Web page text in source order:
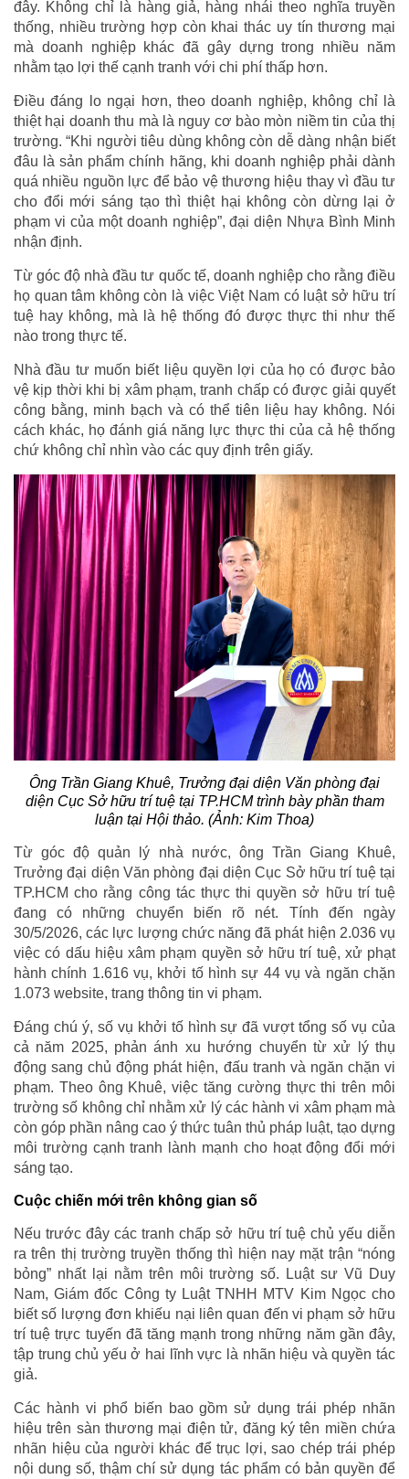
đây. Không chỉ là hàng giả, hàng nhái theo nghĩa truyền
thống, nhiều trường hợp còn khai thác uy tín thương mại
mà doanh nghiệp khác đã gây dựng trong nhiều năm
nhằm tạo lợi thế cạnh tranh với chi phí thấp hơn.
Điều đáng lo ngại hơn, theo doanh nghiệp, không chỉ là
thiệt hại doanh thu mà là nguy cơ bào mòn niềm tin của thị
trường. “Khi người tiêu dùng không còn dễ dàng nhận biết
đâu là sản phẩm chính hãng, khi doanh nghiệp phải dành
quá nhiều nguồn lực để bảo vệ thương hiệu thay vì đầu tư
cho đổi mới sáng tạo thì thiệt hại không còn dừng lại ở
phạm vi của một doanh nghiệp”, đại diện Nhựa Bình Minh
nhận định.
Từ góc độ nhà đầu tư quốc tế, doanh nghiệp cho rằng điều
họ quan tâm không còn là việc Việt Nam có luật sở hữu trí
tuệ hay không, mà là hệ thống đó được thực thi như thế
nào trong thực tế.
Nhà đầu tư muốn biết liệu quyền lợi của họ có được bảo
vệ kịp thời khi bị xâm phạm, tranh chấp có được giải quyết
công bằng, minh bạch và có thể tiên liệu hay không. Nói
cách khác, họ đánh giá năng lực thực thi của cả hệ thống
chứ không chỉ nhìn vào các quy định trên giấy.
Ông Trần Giang Khuê, Trưởng đại diện Văn phòng đại
diện Cục Sở hữu trí tuệ tại TP.HCM trình bày phần tham
luận tại Hội thảo. (Ảnh: Kim Thoa)
Từ góc độ quản lý nhà nước, ông Trần Giang Khuê,
Trưởng đại diện Văn phòng đại diện Cục Sở hữu trí tuệ tại
TP.HCM cho rằng công tác thực thi quyền sở hữu trí tuệ
đang có những chuyển biến rõ nét. Tính đến ngày
30/5/2026, các lực lượng chức năng đã phát hiện 2.036 vụ
việc có dấu hiệu xâm phạm quyền sở hữu trí tuệ, xử phạt
hành chính 1.616 vụ, khởi tố hình sự 44 vụ và ngăn chặn
1.073 website, trang thông tin vi phạm.
Đáng chú ý, số vụ khởi tố hình sự đã vượt tổng số vụ của
cả năm 2025, phản ánh xu hướng chuyển từ xử lý thụ
động sang chủ động phát hiện, đấu tranh và ngăn chặn vi
phạm. Theo ông Khuê, việc tăng cường thực thi trên môi
trường số không chỉ nhằm xử lý các hành vi xâm phạm mà
còn góp phần nâng cao ý thức tuân thủ pháp luật, tạo dựng
môi trường cạnh tranh lành mạnh cho hoạt động đổi mới
sáng tạo.
Cuộc chiến mới trên không gian số
Nếu trước đây các tranh chấp sở hữu trí tuệ chủ yếu diễn
ra trên thị trường truyền thống thì hiện nay mặt trận “nóng
bỏng” nhất lại nằm trên môi trường số. Luật sư Vũ Duy
Nam, Giám đốc Công ty Luật TNHH MTV Kim Ngọc cho
biết số lượng đơn khiếu nại liên quan đến vi phạm sở hữu
trí tuệ trực tuyến đã tăng mạnh trong những năm gần đây,
tập trung chủ yếu ở hai lĩnh vực là nhãn hiệu và quyền tác
giả.
Các hành vi phổ biến bao gồm sử dụng trái phép nhãn
hiệu trên sàn thương mại điện tử, đăng ký tên miền chứa
nhãn hiệu của người khác để trục lợi, sao chép trái phép
nội dung số, thậm chí sử dụng tác phẩm có bản quyền để